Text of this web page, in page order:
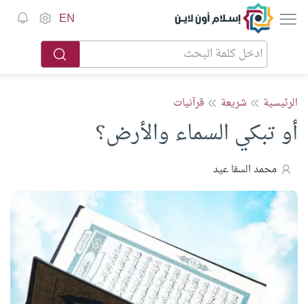
إسلام أون لاين EN
الرئيسية شريعة قرآنيات
أو تبكي السماء والأرض؟
محمد السقا عيد